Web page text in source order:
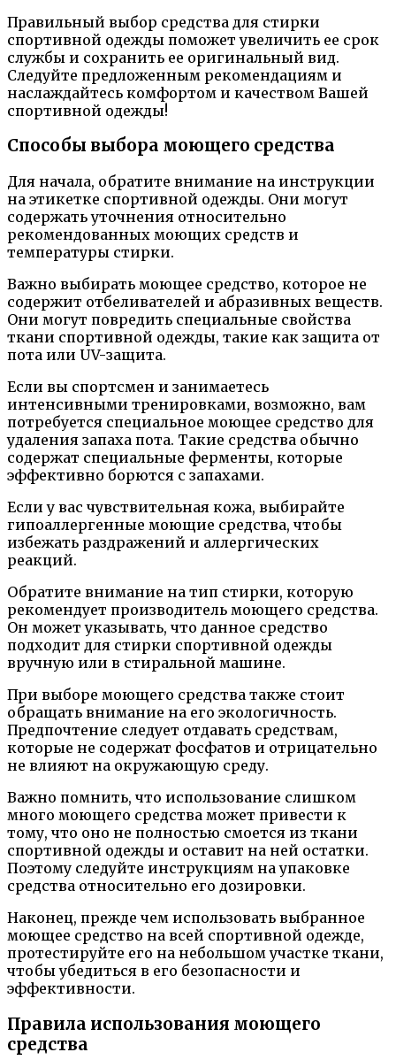
Правильный выбор средства для стирки
спортивной одежды поможет увеличить ее срок
службы и сохранить ее оригинальный вид.
Следуйте предложенным рекомендациям и
наслаждайтесь комфортом и качеством Вашей
спортивной одежды!
Способы выбора моющего средства
Для начала, обратите внимание на инструкции
на этикетке спортивной одежды. Они могут
содержать уточнения относительно
рекомендованных моющих средств и
температуры стирки.
Важно выбирать моющее средство, которое не
содержит отбеливателей и абразивных веществ.
Они могут повредить специальные свойства
ткани спортивной одежды, такие как защита от
пота или UV-защита.
Если вы спортсмен и занимаетесь
интенсивными тренировками, возможно, вам
потребуется специальное моющее средство для
удаления запаха пота. Такие средства обычно
содержат специальные ферменты, которые
эффективно борются с запахами.
Если у вас чувствительная кожа, выбирайте
гипоаллергенные моющие средства, чтобы
избежать раздражений и аллергических
реакций.
Обратите внимание на тип стирки, которую
рекомендует производитель моющего средства.
Он может указывать, что данное средство
подходит для стирки спортивной одежды
вручную или в стиральной машине.
При выборе моющего средства также стоит
обращать внимание на его экологичность.
Предпочтение следует отдавать средствам,
которые не содержат фосфатов и отрицательно
не влияют на окружающую среду.
Важно помнить, что использование слишком
много моющего средства может привести к
тому, что оно не полностью смоется из ткани
спортивной одежды и оставит на ней остатки.
Поэтому следуйте инструкциям на упаковке
средства относительно его дозировки.
Наконец, прежде чем использовать выбранное
моющее средство на всей спортивной одежде,
протестируйте его на небольшом участке ткани,
чтобы убедиться в его безопасности и
эффективности.
Правила использования моющего
средства